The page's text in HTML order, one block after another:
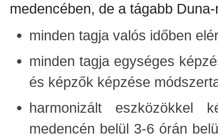
medencében, de a tágabb
minden tagja valós időben
minden tagja egységes
és képzők képzése
harmonizált eszközökkel
medencén belül 3-6 órán